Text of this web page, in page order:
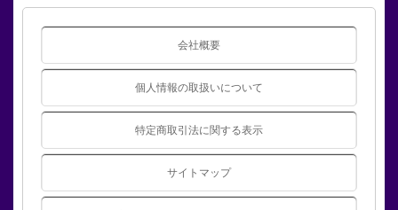
会社概要
個人情報の取扱いについて
特定商取引法に関する表示
サイトマップ